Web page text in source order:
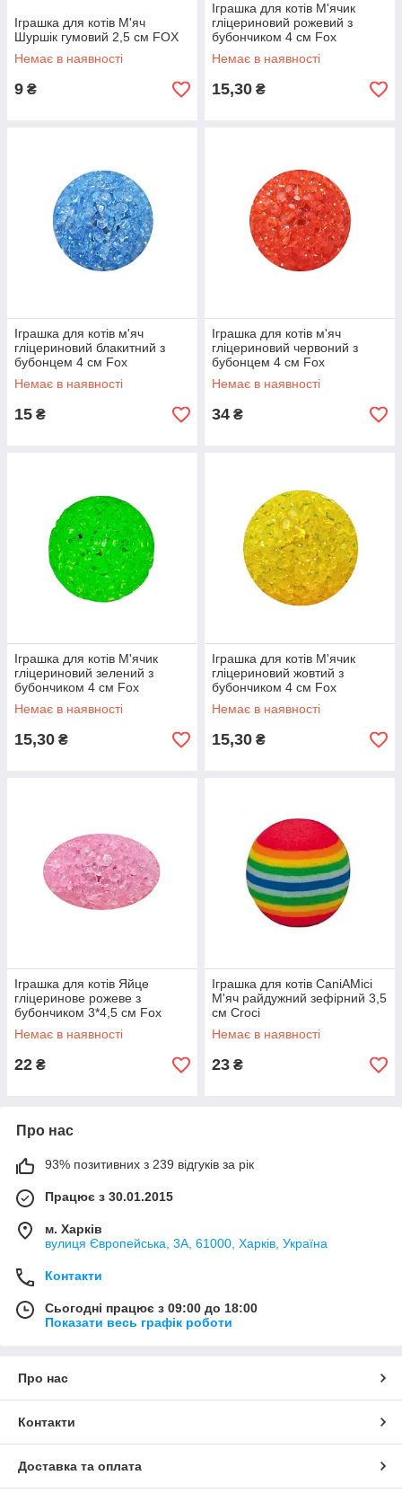
Іграшка для котів М'яч
Шуршік гумовий 2,5 см FOX
Немає в наявності
9 ₴
Іграшка для котів М'ячик
гліцериновий рожевий з
бубончиком 4 см Fox
Немає в наявності
15,30 ₴
Іграшка для котів м'яч
гліцериновий блакитний з
бубонцем 4 см Fох
Немає в наявності
15 ₴
Іграшка для котів м'яч
гліцериновий червоний з
бубонцем 4 см Fох
Немає в наявності
34 ₴
Іграшка для котів М'ячик
гліцериновий зелений з
бубончиком 4 см Fox
Немає в наявності
15,30 ₴
Іграшка для котів М'ячик
гліцериновий жовтий з
бубончиком 4 см Fox
Немає в наявності
15,30 ₴
Іграшка для котів Яйце
гліцеринове рожеве з
бубончиком 3*4,5 см Fox
Немає в наявності
22 ₴
Іграшка для котів CaniAMici
М'яч райдужний зефірний 3,5
см Croci
Немає в наявності
23 ₴
Про нас
93% позитивних з 239 відгуків за рік
Працює з 30.01.2015
м. Харків
вулиця Європейська, 3А, 61000, Харків, Україна
Контакти
Сьогодні працює з 09:00 до 18:00
Показати весь графік роботи
Про нас
Контакти
Доставка та оплата